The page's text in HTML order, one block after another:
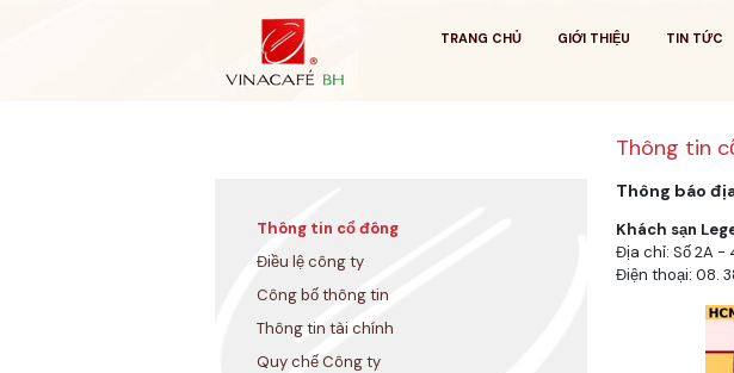
TRANG CHỦ GIỚI THIỆU TIN TỨC
Thông tin
Thông tin cổ đông
Điều lệ công ty
Công bố thông tin
Thông tin tài chính
Quy chế Công ty
Thông báo
Khách sạn
Địa chỉ: Số 2A -
Điện thoại: 08.